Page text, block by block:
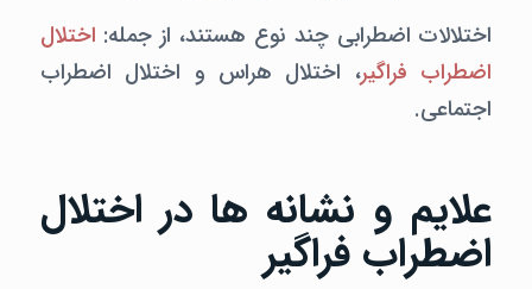
اختلالات اضطرابی چند نوع هستند، از جمله: اختلال
اضطراب فراگیر، اختلال هراس و اختلال اضطراب
اجتماعی.
علایم و نشانه ها در اختلال
اضطراب فراگیر